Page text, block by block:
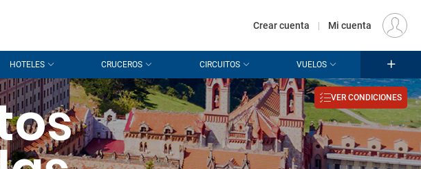
EUR
Crear cuenta | Mi cuenta
HOTELES CRUCEROS CIRCUITOS VUELOS
VER CONDICIONES